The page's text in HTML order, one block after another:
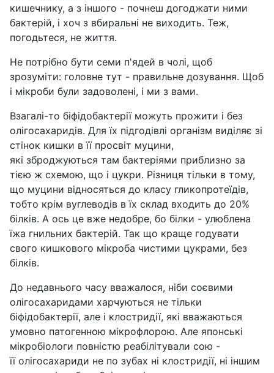
кишечнику, а з іншого - почнеш догоджати ними
бактерій, і хоч з вбиральні не виходить. Теж,
погодьтеся, не життя.
Не потрібно бути семи п'ядей в чолі, щоб
зрозуміти: головне тут - правильне дозування. Щоб
і мікроби були задоволені, і ми з вами.
Взагалі-то біфідобактерії можуть прожити і без
олігосахаридів. Для їх підгодівлі організм виділяє зі
стінок кишки в її просвіт муцини,
які зброджуються там бактеріями приблизно за
тією ж схемою, що і цукри. Різниця тільки в тому,
що муцини відносяться до класу гликопротеїдів,
тобто крім вуглеводів в їх склад входить до 20%
білків. А ось це вже недобре, бо білки - улюблена
їжа гнильних бактерій. Так що краще годувати
свого кишкового мікроба чистими цукрами, без
білків.
До недавнього часу вважалося, ніби соєвими
олігосахаридами харчуються не тільки
біфідобактерії, але і клостридії, які вважаються
умовно патогенною мікрофлорою. Але японські
мікробіологи повністю реабілітували сою -
її олігосахариди не по зубах ні клостридії, ні іншим